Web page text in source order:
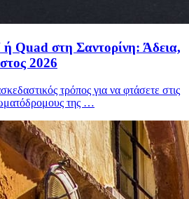
Quad στη Σαντορίνη: Άδεια,
2026
τρόπος για να φτάσετε στις
της …